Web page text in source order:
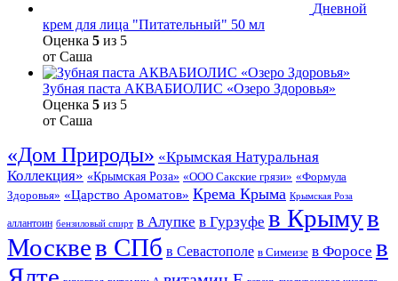
Дневной
крем для лица "Питательный" 50 мл
Оценка 5 из 5
от Саша
Зубная паста АКВАБИОЛИС «Озеро Здоровья»
Оценка 5 из 5
от Саша
«Дом Природы» «Крымская Натуральная
Коллекция» «Крымская Роза» «ООО Сакские грязи» «Формула
Здоровья» «Царство Ароматов» Крема Крыма Крымская Роза
аллантоин бензиловый спирт в Алупке в Гурзуфе в Крымув
Москвев СПб в Севастополе в Симеизе в Форосе в